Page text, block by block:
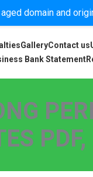
domain and
GalleryContact us
Bank Statement